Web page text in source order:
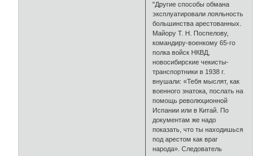
"Другие способы обмана
эксплуатировали лояльность
большинства арестованных.
Майору Т. Н. Поспелову,
командиру-военкому 65-го
полка войск НКВД,
новосибирские чекисты-
транспортники в 1938 г.
внушали: «Тебя мыслят, как
военного знатока, послать на
помощь революционной
Испании или в Китай. По
документам же надо
показать, что ты находишься
под арестом как враг
народа». Следователь